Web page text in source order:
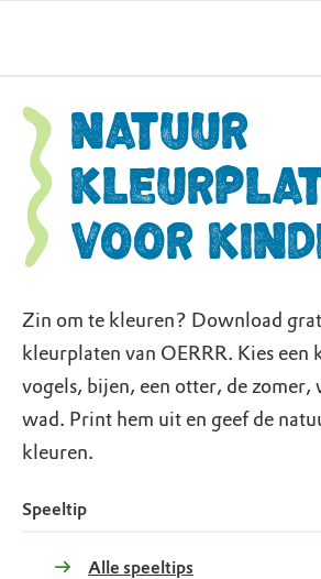
Natuur
voor
Zin om te kleuren? Download
kleurplaten van OERRR. Kies een
vogels, bijen, een otter, de
wad. Print hem uit en geef de
kleuren.
Speeltip
Alle speeltips